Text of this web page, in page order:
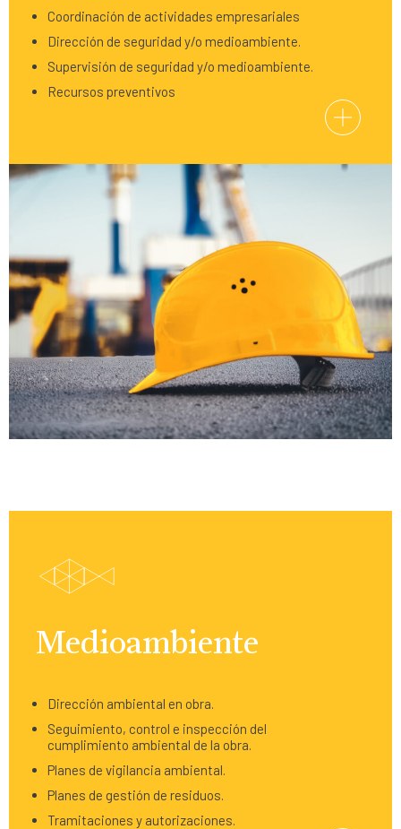
Coordinación de actividades empresariales
Dirección de seguridad y/o medioambiente.
Supervisión de seguridad y/o medioambiente.
Recursos preventivos
Medioambiente
Dirección ambiental en obra.
Seguimiento, control e inspección del
cumplimiento ambiental de la obra.
Planes de vigilancia ambiental.
Planes de gestión de residuos.
Tramitaciones y autorizaciones.